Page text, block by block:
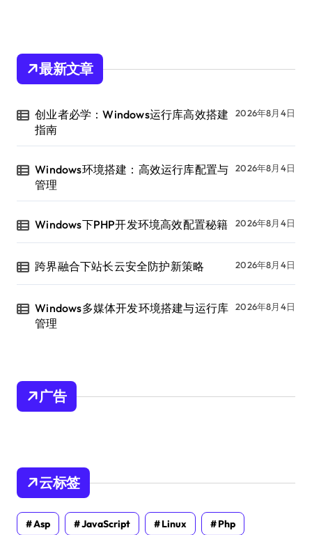
最新文章
创业者必学：Windows运行库高效搭建
指南
2026年8月4日
Windows环境搭建：高效运行库配置与
管理
2026年8月4日
Windows下PHP开发环境高效配置秘籍 2026年8月4日
跨界融合下站长云安全防护新策略 2026年8月4日
Windows多媒体开发环境搭建与运行库
管理
2026年8月4日
广告
云标签
Asp JavaScript Linux Php